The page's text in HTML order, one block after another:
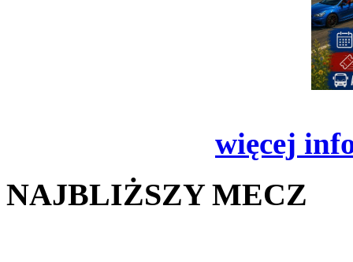
więcej
NAJBLIŻSZY MECZ